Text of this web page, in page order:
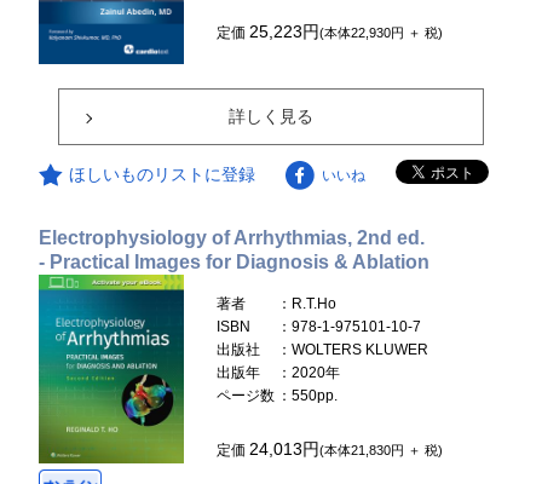
定価 25,223円(本体22,930円 ＋ 税)
詳しく見る
ほしいものリストに登録 いいね
Electrophysiology of Arrhythmias, 2nd ed.
- Practical Images for Diagnosis & Ablation
著者
：R.T.Ho
ISBN
：978-1-975101-10-7
出版社
：WOLTERS KLUWER
出版年
：2020年
ページ数 ：550pp.
定価24,013円(本体21,830円 ＋ 税)